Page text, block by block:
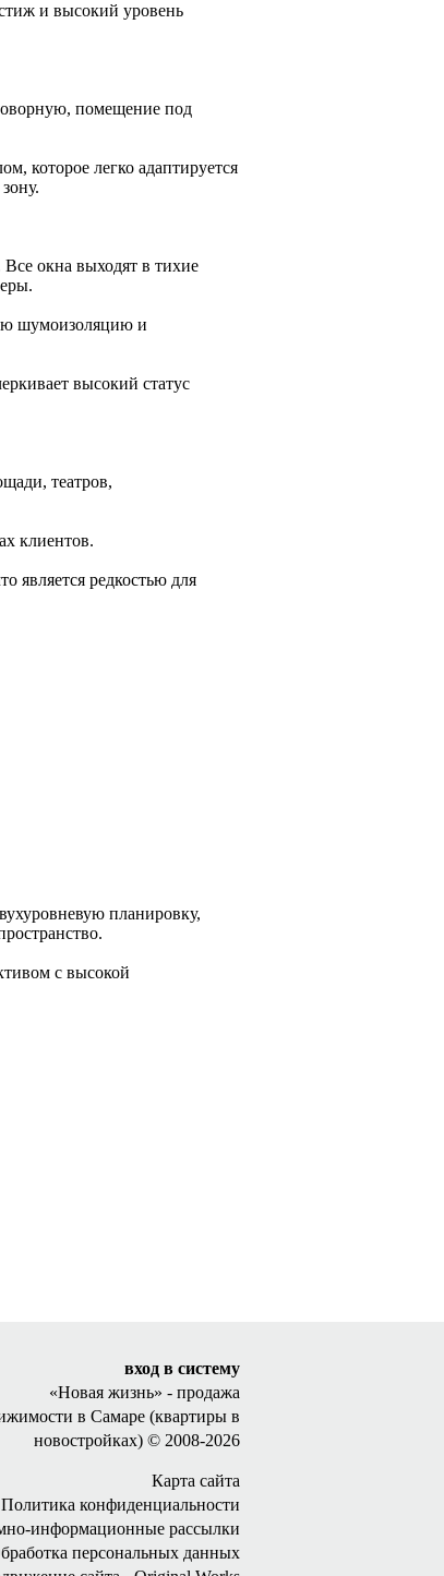
и высокий уровень
помещение под
которое легко адаптируется
окна выходят в тихие
шумоизоляцию и
высокий статус
театров,
клиентов.
является редкостью для
планировку,
с высокой
вход в систему
«Новая жизнь» - продажа
в Самаре (квартиры в
новостройках) © 2008-2026
Карта сайта
Политика конфиденциальности
информационные рассылки
персональных данных